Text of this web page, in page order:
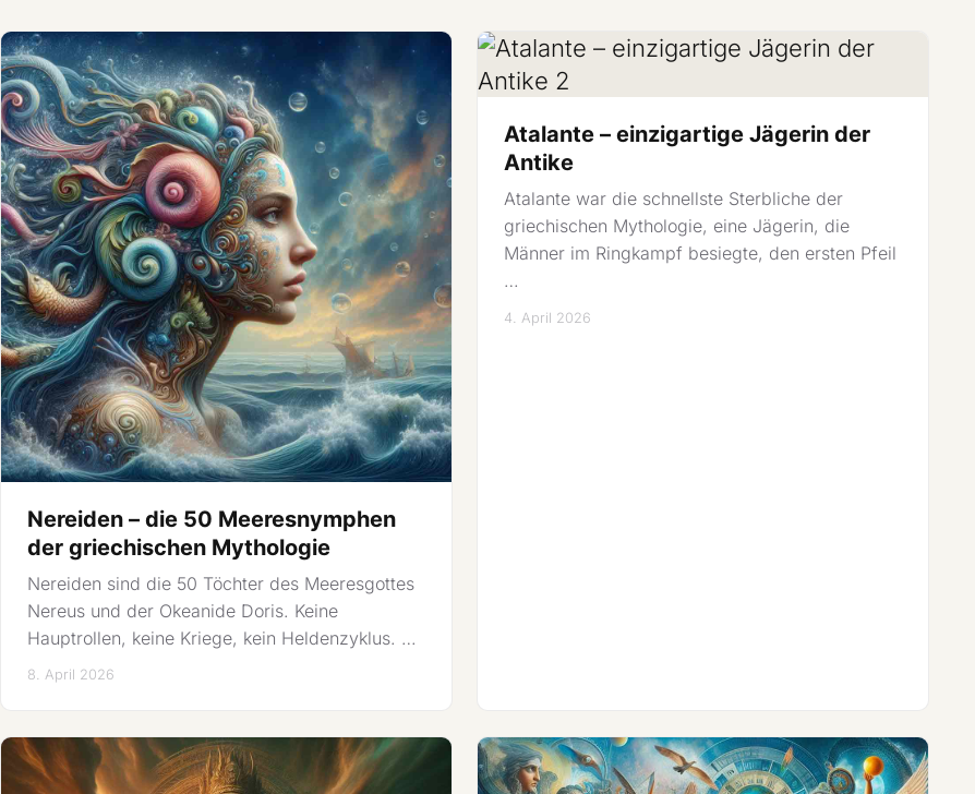
Nereiden – die 50 Meeresnymphen
der griechischen Mythologie
Nereiden sind die 50 Töchter des Meeresgottes
Nereus und der Okeanide Doris. Keine
Hauptrollen, keine Kriege, kein Heldenzyklus. …
8. April 2026
Atalante – einzigartige Jägerin der
Antike
Atalante war die schnellste Sterbliche der
griechischen Mythologie, eine Jägerin, die
Männer im Ringkampf besiegte, den ersten Pfeil
…
4. April 2026